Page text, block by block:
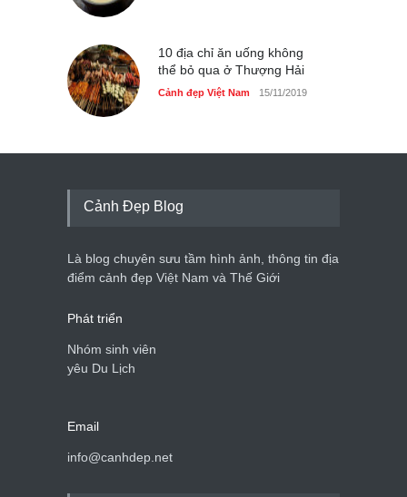
10 địa chỉ ăn uống không
thể bỏ qua ở Thượng Hải
Cảnh đẹp Việt Nam 15/11/2019
Cảnh Đẹp Blog
Là blog chuyên sưu tầm hình ảnh, thông tin địa
điểm cảnh đẹp Việt Nam và Thế Giới
Phát triển
Nhóm sinh viên
yêu Du Lịch
Email
info@canhdep.net